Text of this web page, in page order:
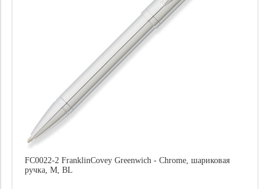
FC0022-2 FranklinCovey Greenwich - Chrome, шариковая
ручка, M, BL